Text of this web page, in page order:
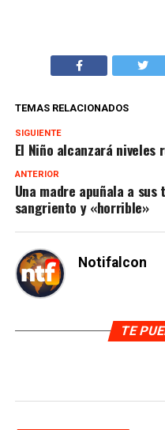
TEMAS RELACIONADOS
SIGUIENTE
El Niño alcanzará niveles
ANTERIOR
Una madre apuñala a
sangriento y «horrible»
Notifalcon
TE